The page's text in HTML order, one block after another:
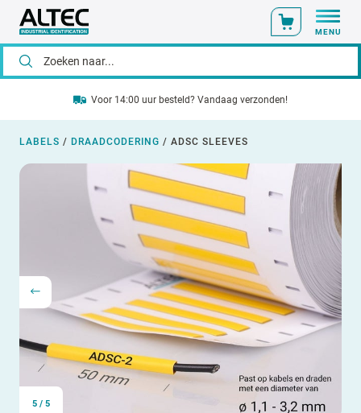
MENU
Voor 14:00 uur besteld? Vandaag verzonden!
LABELS / DRAADCODERING / ADSC SLEEVES
5 / 5